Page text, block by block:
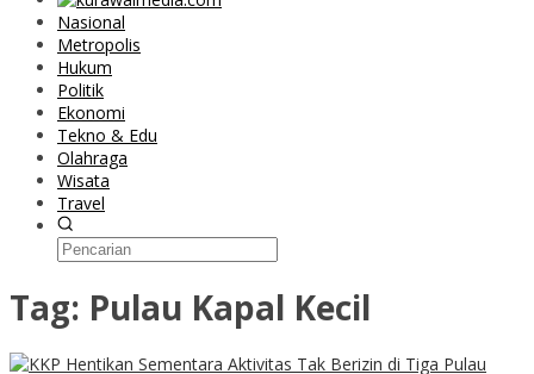
Nasional
Metropolis
Hukum
Politik
Ekonomi
Tekno & Edu
Olahraga
Wisata
Travel
Tag: Pulau Kapal Kecil